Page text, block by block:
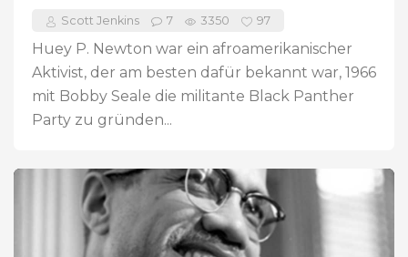
Scott Jenkins 7 3350 97
Huey P. Newton war ein afroamerikanischer
Aktivist, der am besten dafür bekannt war, 1966
mit Bobby Seale die militante Black Panther
Party zu gründen...